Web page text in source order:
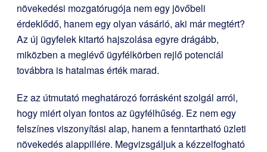
növekedési mozgatórugója nem egy jövőbeli
érdeklődő, hanem egy olyan vásárló, aki már megtért?
Az új ügyfelek kitartó hajszolása egyre drágább,
miközben a meglévő ügyfélkörben rejlő potenciál
továbbra is hatalmas érték marad.
Ez az útmutató meghatározó forrásként szolgál arról,
hogy miért olyan fontos az ügyfélhűség. Ez nem egy
felszínes viszonyítási alap, hanem a fenntartható üzleti
növekedés alappillére. Megvizsgáljuk a kézzelfogható